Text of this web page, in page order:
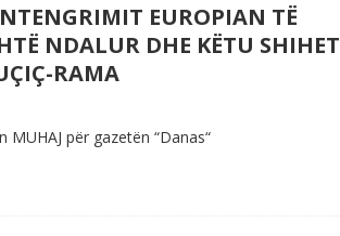
EUROPIAN TË
NDALUR DHE KËTU SHIHET
RAMA
MUHAJ për gazetën “Danas“